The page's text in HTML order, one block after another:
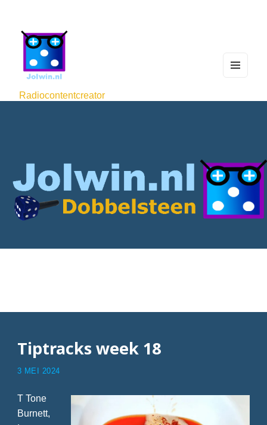
Radiocontentcreator
WIDG
Tiptracks week 18
3 MEI 2024
T Tone
Burnett,